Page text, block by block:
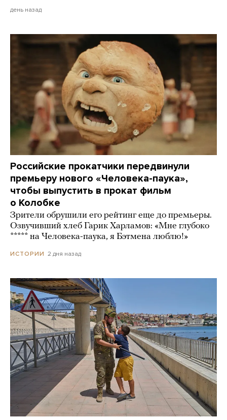
день назад
Российские прокатчики передвинули
премьеру нового «Человека-паука»,
чтобы выпустить в прокат фильм
о Колобке
Зрители обрушили его рейтинг еще до премьеры.
Озвучивший хлеб Гарик Харламов: «Мне глубоко
***** на Человека-паука, я Бэтмена люблю!»
ИСТОРИИ 2 дня назад